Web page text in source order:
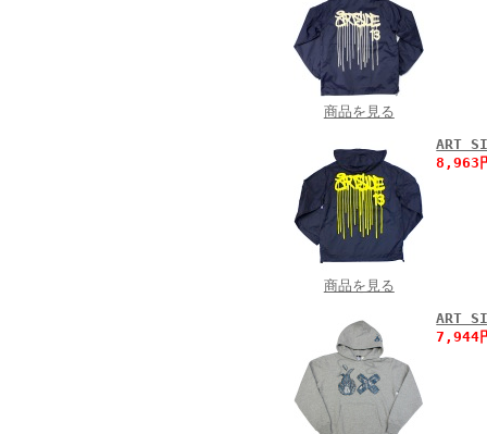
商品を見る
商品を見る
ART
8,963
ART
7,944